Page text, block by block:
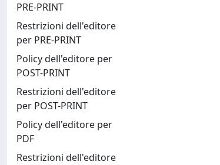
PRE-PRINT
Restrizioni dell'editore
per PRE-PRINT
Policy dell'editore per
POST-PRINT
Restrizioni dell'editore
per POST-PRINT
Policy dell'editore per
PDF
Restrizioni dell'editore